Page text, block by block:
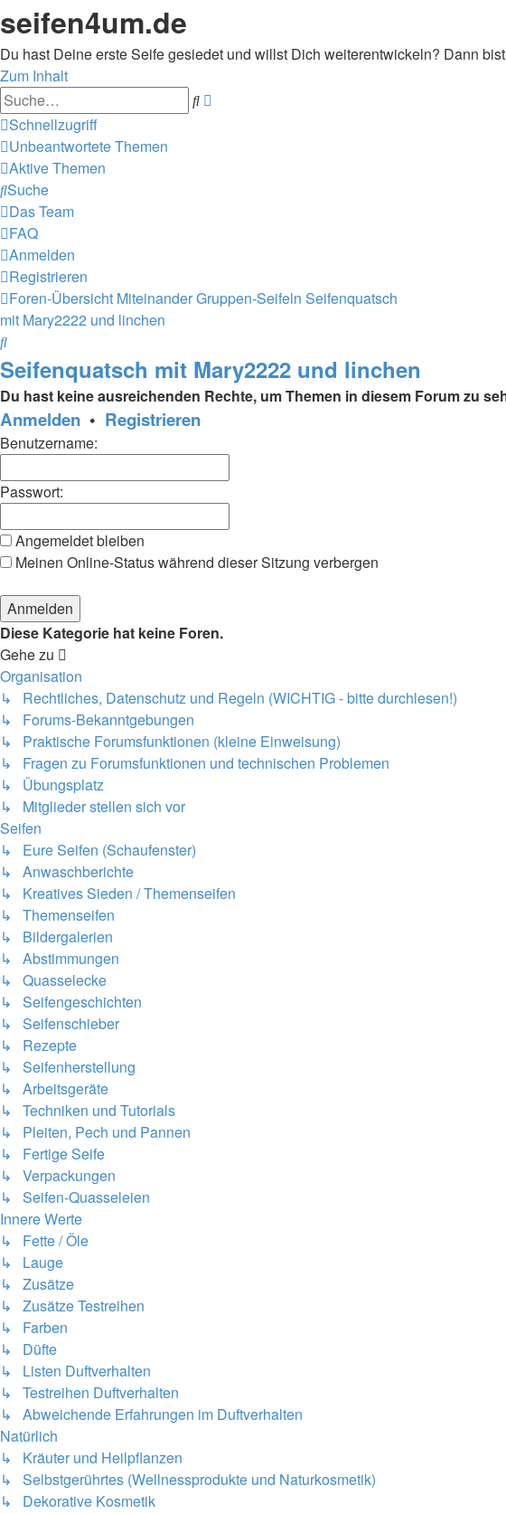
seifen4um.de
Du hast Deine erste Seife gesiedet und willst Dich weiterentwickeln? Dann
Zum Inhalt
Suche
Schnellzugriff
Unbeantwortete Themen
Aktive Themen
Suche
Das Team
FAQ
Anmelden
Registrieren
Foren-Übersicht MiteinanderGruppen-Seifeln Seifenquatsch
mit Mary2222 und linchen
Suche
Seifenquatsch mit Mary2222 und linchen
Du hast keine ausreichenden Rechte, um Themen in diesem Forum zu
Anmelden • Registrieren
Benutzername:
Passwort:
Angemeldet bleiben
Meinen Online-Status während dieser Sitzung verbergen
Diese Kategorie hat keine Foren.
Gehe zu
Organisation
↳ Rechtliches, Datenschutz und Regeln (WICHTIG - bitte durchlesen!)
↳ Forums-Bekanntgebungen
↳ Praktische Forumsfunktionen (kleine Einweisung)
↳ Fragen zu Forumsfunktionen und technischen Problemen
↳ Übungsplatz
↳ Mitglieder stellen sich vor
Seifen
↳ Eure Seifen (Schaufenster)
↳ Anwaschberichte
↳ Kreatives Sieden / Themenseifen
↳ Themenseifen
↳ Bildergalerien
↳ Abstimmungen
↳ Quasselecke
↳ Seifengeschichten
↳ Seifenschieber
↳ Rezepte
↳ Seifenherstellung
↳ Arbeitsgeräte
↳ Techniken und Tutorials
↳ Pleiten, Pech und Pannen
↳ Fertige Seife
↳ Verpackungen
↳ Seifen-Quasseleien
Innere Werte
↳ Fette / Öle
↳ Lauge
↳ Zusätze
↳ Zusätze Testreihen
↳ Farben
↳ Düfte
↳ Listen Duftverhalten
↳ Testreihen Duftverhalten
↳ Abweichende Erfahrungen im Duftverhalten
Natürlich
↳ Kräuter und Heilpflanzen
↳ Selbstgerührtes (Wellnessprodukte und Naturkosmetik)
↳ Dekorative Kosmetik